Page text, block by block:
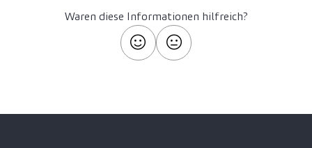
Waren diese Informationen hilfreich?